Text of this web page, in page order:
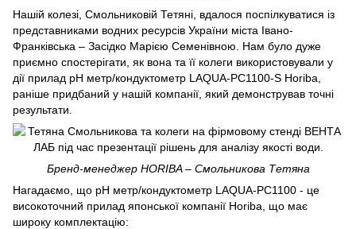
Нашій колезі, Смольниковій Тетяні, вдалося поспілкуватися із
представниками водних ресурсів України міста Івано-
Франківська – Засідко Марією Семенівною. Нам було дуже
приємно спостерігати, як вона та її колеги використовували у
дії прилад рН метр/кондуктометр LAQUA-PC1100-S Horiba,
раніше придбаний у нашій компанії, який демонстрував точні
результати.
Бренд-менеджер HORIBA – Смольникова Тетяна
Нагадаємо, що рН метр/кондуктометр LAQUA-PC1100 - це
високоточний прилад японської компанії Horiba, що має
широку комплектацію: